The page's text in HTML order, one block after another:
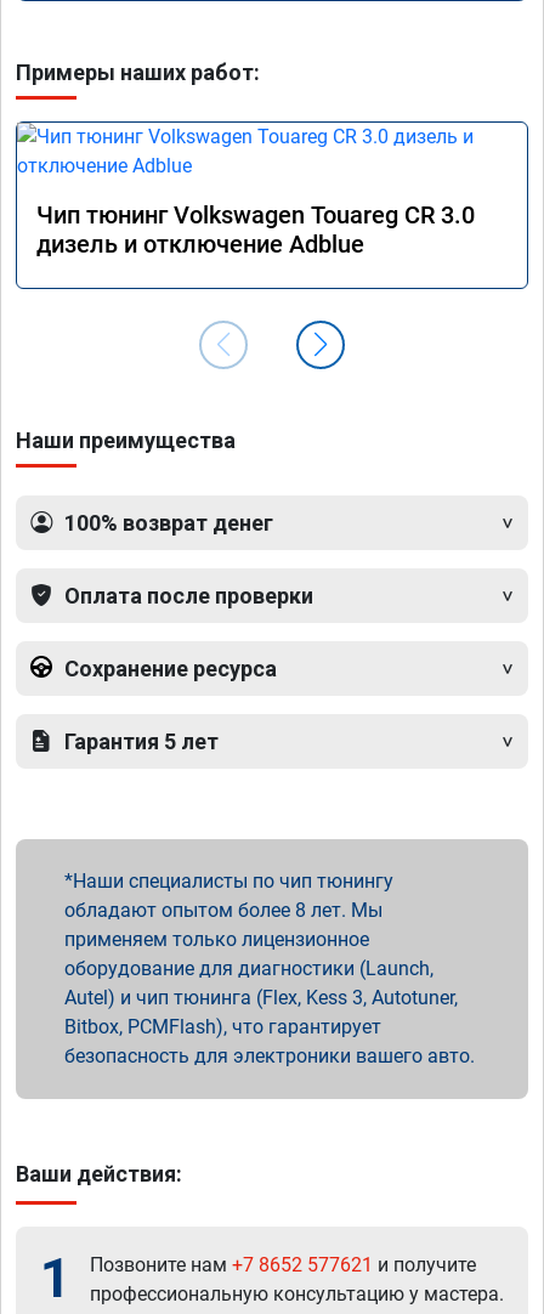
Примеры наших работ:
Чип тюнинг Volkswagen Touareg CR 3.0
дизель и отключение Adblue
Наши преимущества
100% возврат денег
Оплата после проверки
Сохранение ресурса
Гарантия 5 лет
Наши специалисты по чип тюнингу
обладают опытом более 8 лет. Мы
применяем только лицензионное
оборудование для диагностики (Launch,
Autel) и чип тюнинга (Flex, Kess 3, Autotuner,
Bitbox, PCMFlash), что гарантирует
безопасность для электроники вашего авто.
Ваши действия:
1 Позвоните нам +7 8652 577621 и получите
профессиональную консультацию у мастера.